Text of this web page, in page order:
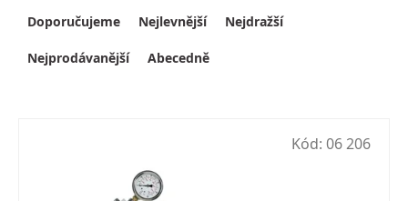
Výpis produktů
Řazení produktů
Doporučujeme Nejlevnější Nejdražší
Nejprodávanější Abecedně
Kód: 06 206